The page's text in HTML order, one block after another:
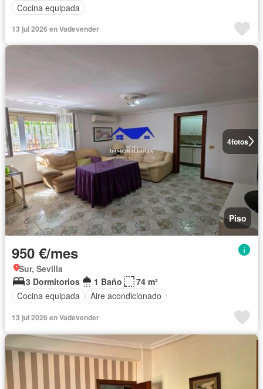
Cocina equipada
13 jul 2026 en Vadevender
4fotos
Piso
950 €/mes
Sur, Sevilla
3 Dormitorios
1 Baño
74 m²
Cocina equipada
Aire acondicionado
13 jul 2026 en Vadevender